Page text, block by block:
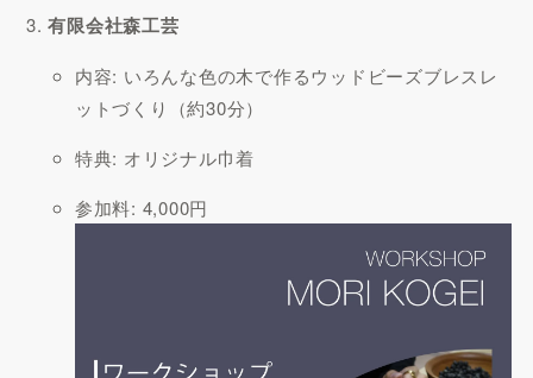
有限会社森工芸
内容: いろんな色の木で作るウッドビーズブレスレ
ットづくり（約30分）
特典: オリジナル巾着
参加料: 4,000円